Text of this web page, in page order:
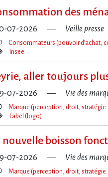
des
07-2026 Veille presse
Consommateurs (pouvoir d’achat,
Insee
aller toujours
07-2026 Vie des
Marque (perception, droit,
Label (logo)
nouvelle boisson
07-2026 Vie des
Marque (perception, droit,